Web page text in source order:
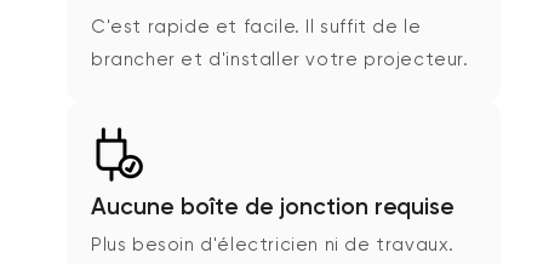
C'est rapide et facile. Il suffit de le
brancher et d'installer votre projecteur.
Aucune boîte de jonction requise
Plus besoin d'électricien ni de travaux.